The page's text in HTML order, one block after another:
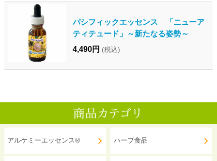
パシフィックエッセンス 「ニューア
ティテュード」～新たなる姿勢～
4,490円 (税込)
アルケミーエッセンス® ハーブ食品